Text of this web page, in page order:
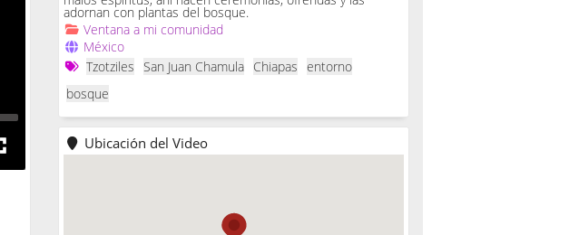
adornan con plantas del bosque.
Ventana a mi comunidad
México
Tzotziles San Juan Chamula Chiapas entorno
bosque
Ubicación del Video